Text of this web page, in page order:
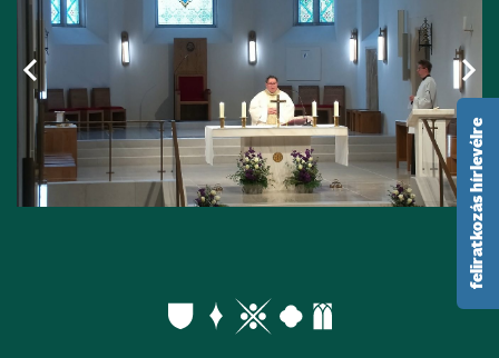
feliratkozás hírlevélre